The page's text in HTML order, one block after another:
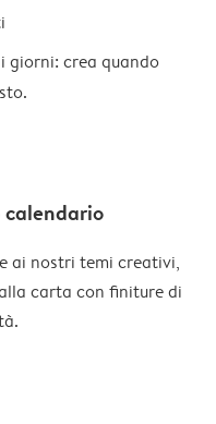
giorni: crea quando
calendario
ai nostri temi creativi,
carta con finiture di